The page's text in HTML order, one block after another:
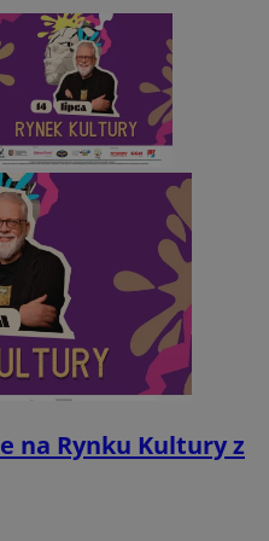
na Rynku Kultury z
.tiktok.com 1 tydzień 3 dni
YouTube
.youtube.com
5 miesięcy 4